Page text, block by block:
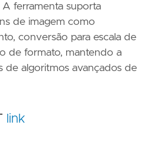
A ferramenta suporta
de imagem como
conversão para escala de
de formato, mantendo a
de algoritmos avançados de
link